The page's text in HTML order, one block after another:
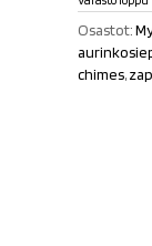
Osastot:
chimes,